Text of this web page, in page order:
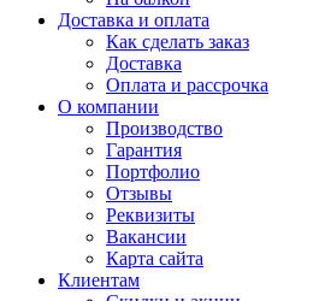
Доставка и оплата
Как сделать заказ
Доставка
Оплата и рассрочка
О компании
Производство
Гарантия
Портфолио
Отзывы
Реквизиты
Вакансии
Карта сайта
Клиентам